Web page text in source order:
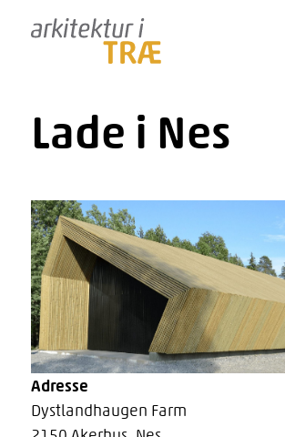
Lade i Nes
Adresse
Dystlandhaugen Farm